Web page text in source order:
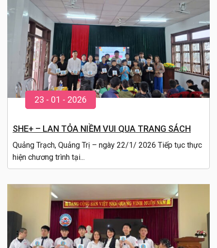
23 - 01 - 2026
SHE+ – LAN TỎA NIỀM VUI QUA TRANG SÁCH
Quảng Trạch, Quảng Trị – ngày 22/1/ 2026 Tiếp tục thực
hiện chương trình tại...